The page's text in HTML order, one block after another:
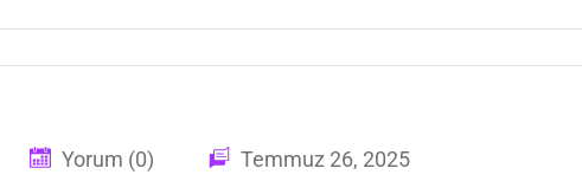
Yorum (0) Temmuz 26, 2025